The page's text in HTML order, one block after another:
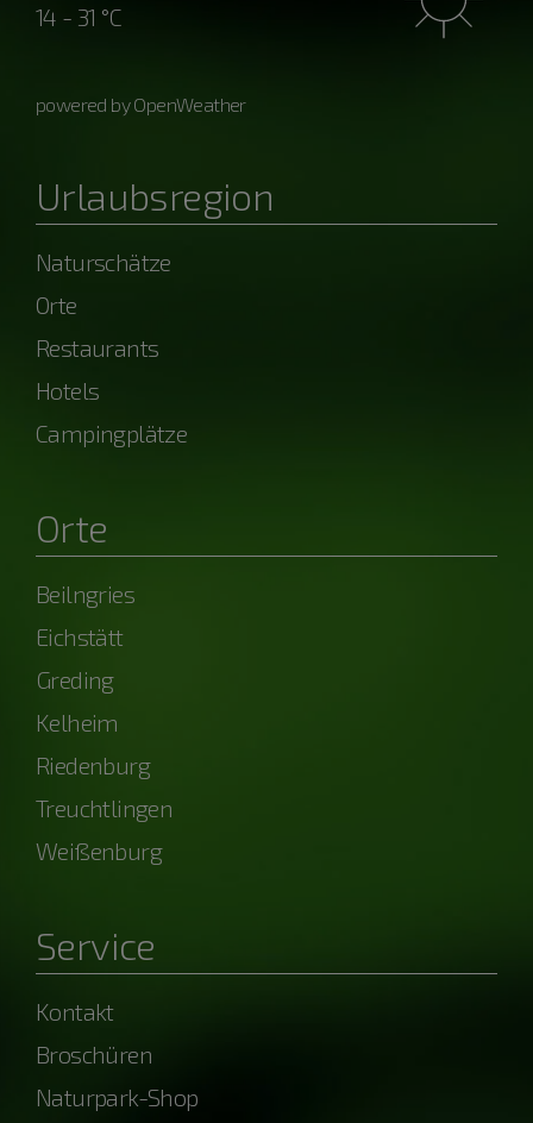
14 - 31 °C
powered by OpenWeather
Urlaubsregion
Naturschätze
Orte
Restaurants
Hotels
Campingplätze
Orte
Beilngries
Eichstätt
Greding
Kelheim
Riedenburg
Treuchtlingen
Weißenburg
Service
Kontakt
Broschüren
Naturpark-Shop